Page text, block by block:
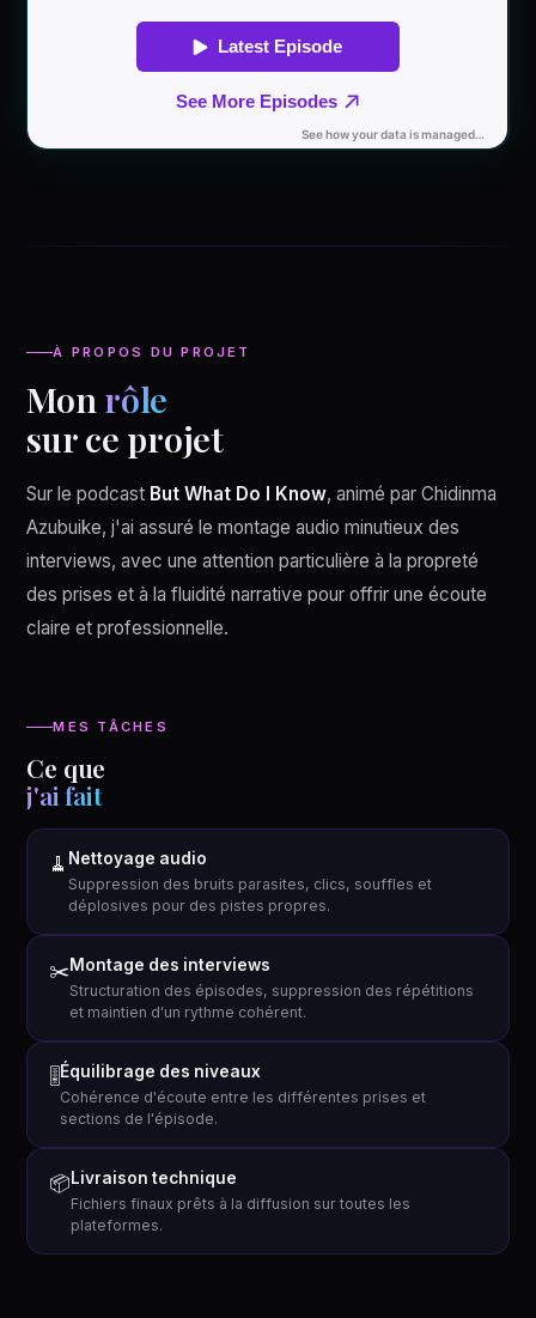
À PROPOS DU PROJET
Mon rôle
sur ce projet
Sur le podcast But What Do I Know, animé par Chidinma
Azubuike, j'ai assuré le montage audio minutieux des
interviews, avec une attention particulière à la propreté
des prises et à la fluidité narrative pour offrir une écoute
claire et professionnelle.
MES TÂCHES
Ce que
j'ai fait
🧹 Nettoyage audio
Suppression des bruits parasites, clics, souffles et
déplosives pour des pistes propres.
✂️Montage des interviews
Structuration des épisodes, suppression des répétitions
et maintien d'un rythme cohérent.
🎚 Équilibrage des niveaux
Cohérence d'écoute entre les différentes prises et
sections de l'épisode.
📦Livraison technique
Fichiers finaux prêts à la diffusion sur toutes les
plateformes.